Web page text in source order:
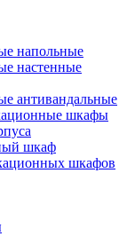
напольные
настенные
антивандальные
шкафы
шкаф
шкафов